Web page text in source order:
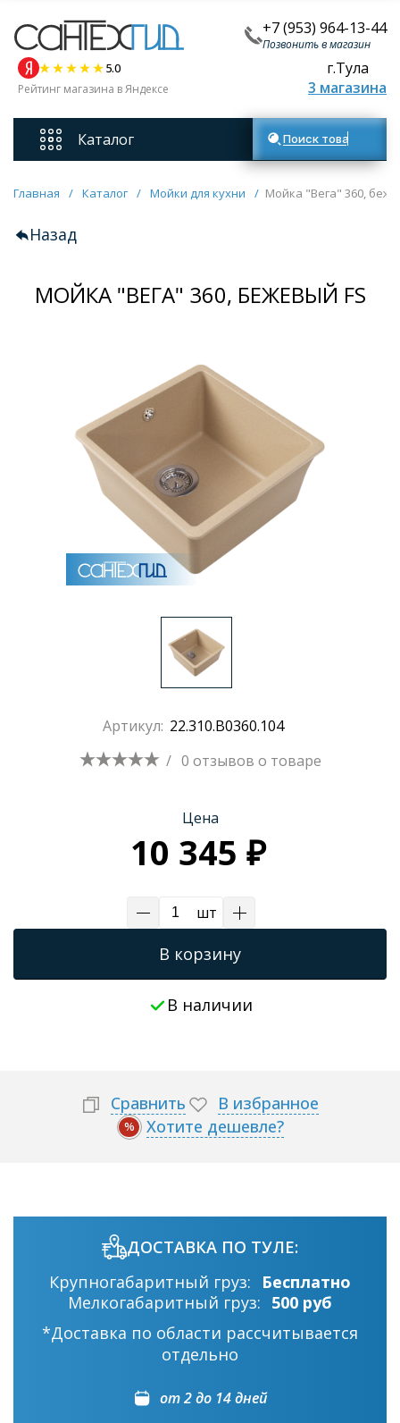
+7 (953) 964-13-44
Позвонить в магазин
5.0
Рейтинг магазина в Яндексе
г.Тула
3 магазина
Каталог
Смесители
Унитазы
Мебель для ванных комнат
Кухонные мойки
Раковины
Душевые кабины
Полотенцесушители
Душевые поддоны
Душевые уголки и ограждения
Трапы для душевых
Поиск товаров
Главная / Каталог / Мойки для кухни / Мойка "Вега" 360,
Назад
МОЙКА "ВЕГА" 360, БЕЖЕВЫЙ FS
Артикул: 22.310.B0360.104
/ 0 отзывов о товаре
Цена
10 345 ₽
шт
В корзину
В наличии
Сравнить В избранное
% Хотите дешевле?
ДОСТАВКА ПО ТУЛЕ:
Крупногабаритный груз:
Бесплатно
Мелкогабаритный груз: 500 руб
*Доставка по области рассчитывается
отдельно
от 2 до 14 дней